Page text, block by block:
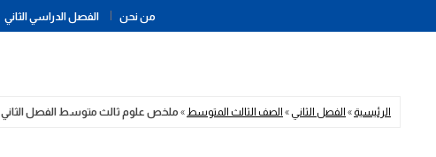
من نحن الفصل الدراسي الثاني
الرئيسية » الفصل الثاني » الصف الثالث المتوسط » ملخص علوم ثالث متوسط الفصل الثاني 1447